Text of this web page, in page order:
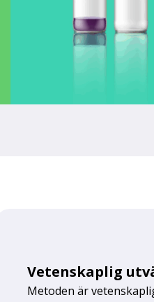
Vetenskaplig
Metoden är